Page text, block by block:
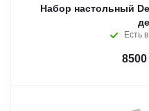
Набор настольный
Есть
8500